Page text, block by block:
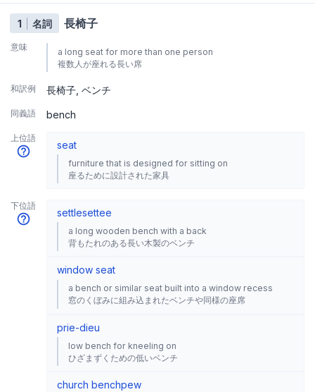
1 名詞 長椅子
意味
a long seat for more than one person
複数人が座れる長い席
和訳例 長椅子 ベンチ
同義語 bench
上位語
seat
furniture that is designed for sitting on
座るために設計された家具
下位語
settlesettee
a long wooden bench with a back
背もたれのある長い木製のベンチ
window seat
a bench or similar seat built into a window recess
窓のくぼみに組み込まれたベンチや同様の座席
prie-dieu
low bench for kneeling on
ひざまずくための低いベンチ
church benchpew